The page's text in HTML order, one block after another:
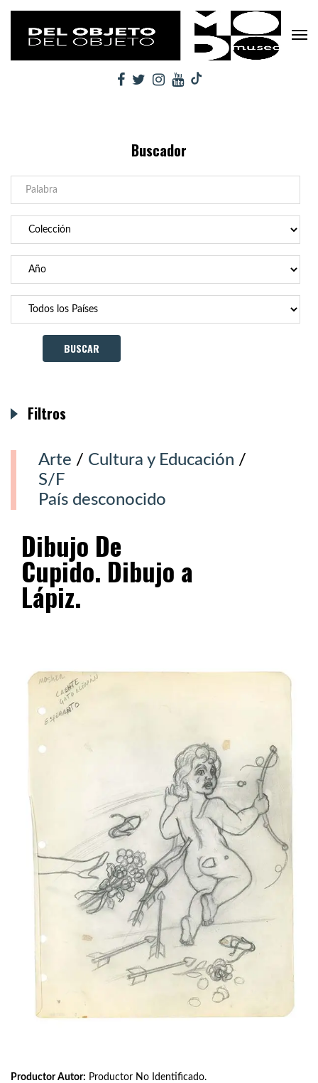
Buscador
Arte / Cultura y Educación /
S/F
País desconocido
Dibujo De
Cupido. Dibujo a
Lápiz.
Productor Autor: Productor No Identificado.
Filtros